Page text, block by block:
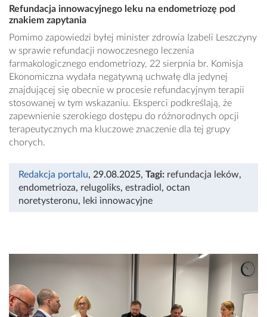
Refundacja innowacyjnego leku na endometriozę pod
znakiem zapytania
Pomimo zapowiedzi byłej minister zdrowia Izabeli Leszczyny
w sprawie refundacji nowoczesnego leczenia
farmakologicznego endometriozy, 22 sierpnia br. Komisja
Ekonomiczna wydała negatywną uchwałę dla jedynej
znajdującej się obecnie w procesie refundacyjnym terapii
stosowanej w tym wskazaniu. Eksperci podkreślają, że
zapewnienie szerokiego dostępu do różnorodnych opcji
terapeutycznych ma kluczowe znaczenie dla tej grupy
chorych.
Redakcja portalu, 29.08.2025, Tagi: refundacja leków,
endometrioza, relugoliks, estradiol , octan
noretysteronu, leki innowacyjne